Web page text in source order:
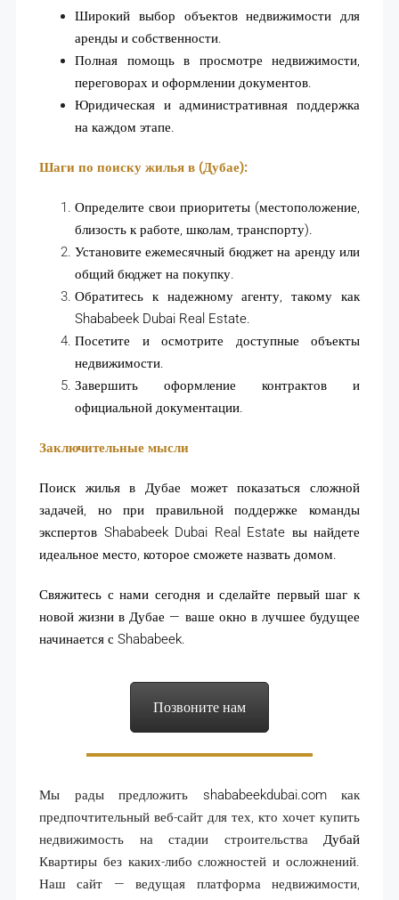
Широкий выбор объектов недвижимости для
аренды и собственности.
Полная помощь в просмотре недвижимости,
переговорах и оформлении документов.
Юридическая и административная поддержка
на каждом этапе.
Шаги по поиску жилья в (Дубае):
Определите свои приоритеты (местоположение,
близость к работе, школам, транспорту).
Установите ежемесячный бюджет на аренду или
общий бюджет на покупку.
Обратитесь к надежному агенту, такому как
Shababeek Dubai Real Estate.
Посетите и осмотрите доступные объекты
недвижимости.
Завершить оформление контрактов и
официальной документации.
Заключительные мысли
Поиск жилья в Дубае может показаться сложной
задачей, но при правильной поддержке команды
экспертов Shababeek Dubai Real Estate вы найдете
идеальное место, которое сможете назвать домом.
Свяжитесь с нами сегодня и сделайте первый шаг к
новой жизни в Дубае — ваше окно в лучшее будущее
начинается с Shababeek.
Позвоните нам
Мы рады предложить shababeekdubai.comкак
предпочтительный веб-сайт для тех, кто хочет купить
недвижимость на стадии строительства Дубай
Квартиры без каких-либо сложностей и осложнений.
Наш сайт — ведущая платформа недвижимости,